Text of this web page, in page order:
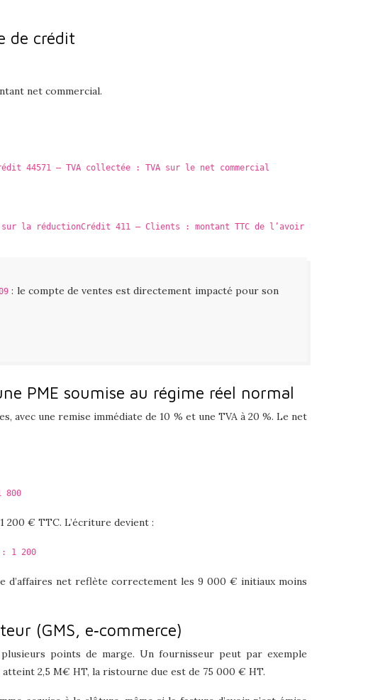
de crédit
net commercial.
44571 – TVA collectée : TVA sur le net commercial
sur la réductionCrédit 411 – Clients : montant TTC de l’avoir
: le compte de ventes est directement impacté pour son
PME soumise au régime réel normal
avec une remise immédiate de 10 % et une TVA à 20 %. Le net
800
200 € TTC. L’écriture devient :
1 200
d’affaires net reflète correctement les 9 000 € initiaux moins
(GMS, e‑commerce)
points de marge. Un fournisseur peut par exemple
2,5 M€ HT, la ristourne due est de 75 000 € HT.